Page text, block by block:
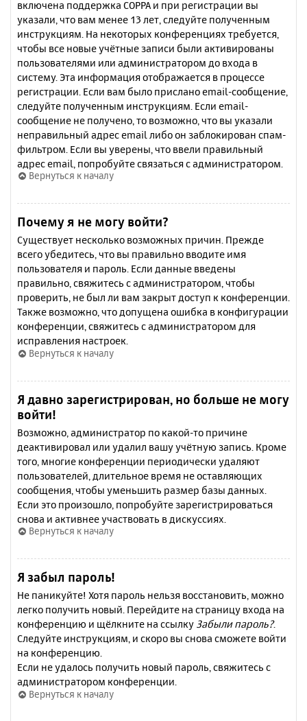
включена поддержка COPPA и при регистрации вы
указали, что вам менее 13 лет, следуйте полученным
инструкциям. На некоторых конференциях требуется,
чтобы все новые учётные записи были активированы
пользователями или администратором до входа в
систему. Эта информация отображается в процессе
регистрации. Если вам было прислано email-сообщение,
следуйте полученным инструкциям. Если email-
сообщение не получено, то возможно, что вы указали
неправильный адрес email либо он заблокирован спам-
фильтром. Если вы уверены, что ввели правильный
адрес email, попробуйте связаться с администратором.
Вернуться к началу
Почему я не могу войти?
Существует несколько возможных причин. Прежде
всего убедитесь, что вы правильно вводите имя
пользователя и пароль. Если данные введены
правильно, свяжитесь с администратором, чтобы
проверить, не был ли вам закрыт доступ к конференции.
Также возможно, что допущена ошибка в конфигурации
конференции, свяжитесь с администратором для
исправления настроек.
Вернуться к началу
Я давно зарегистрирован, но больше не могу
войти!
Возможно, администратор по какой-то причине
деактивировал или удалил вашу учётную запись. Кроме
того, многие конференции периодически удаляют
пользователей, длительное время не оставляющих
сообщения, чтобы уменьшить размер базы данных.
Если это произошло, попробуйте зарегистрироваться
снова и активнее участвовать в дискуссиях.
Вернуться к началу
Я забыл пароль!
Не паникуйте! Хотя пароль нельзя восстановить, можно
легко получить новый. Перейдите на страницу входа на
конференцию и щёлкните на ссылку Забыли пароль?.
Следуйте инструкциям, и скоро вы снова сможете войти
на конференцию.
Если не удалось получить новый пароль, свяжитесь с
администратором конференции.
Вернуться к началу